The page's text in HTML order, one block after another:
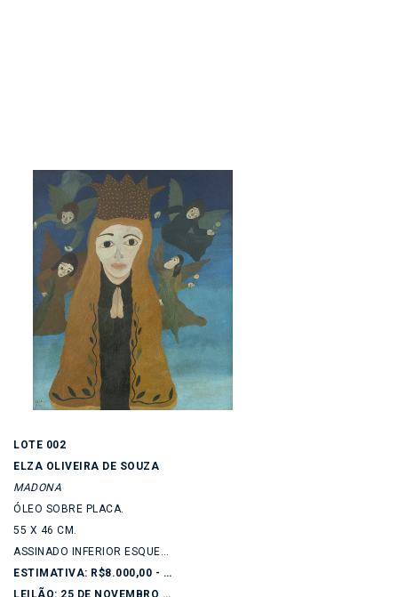
LOTE 002
ELZA OLIVEIRA DE SOUZA
MADONA
ÓLEO SOBRE PLACA.
55 X 46 CM.
ASSINADO INFERIOR ESQUERDO.
ESTIMATIVA: R$8.000,00 - R$12.000,00
LEILÃO: 25 DE NOVEMBRO DE 2025